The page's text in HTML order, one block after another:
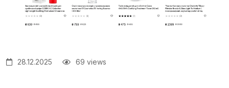
28.12.2025 69 views